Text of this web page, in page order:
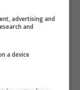
mentre nei
sono
advertising and
and
a device